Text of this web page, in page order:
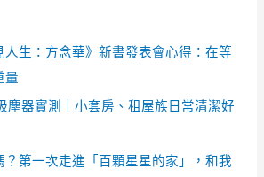
人生：方念華》新書發表會心得：在等
量
塵器實測｜小套房、租屋族日常清潔好
？第一次走進「百顆星星的家」，和我